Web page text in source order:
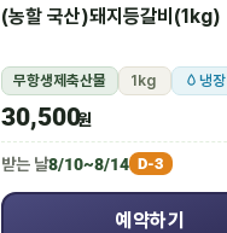
(농할 국산)돼지등갈비(1kg)
무항생제축산물 1kg 냉장
30,500원
받는 날8/10~8/14 D-3
예약하기